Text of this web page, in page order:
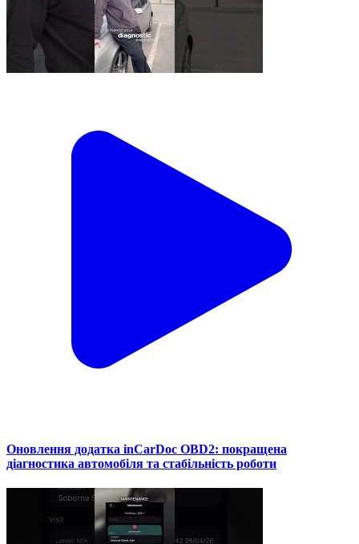
Оновлення додатка inCarDoc OBD2: покращена
діагностика автомобіля та стабільність роботи